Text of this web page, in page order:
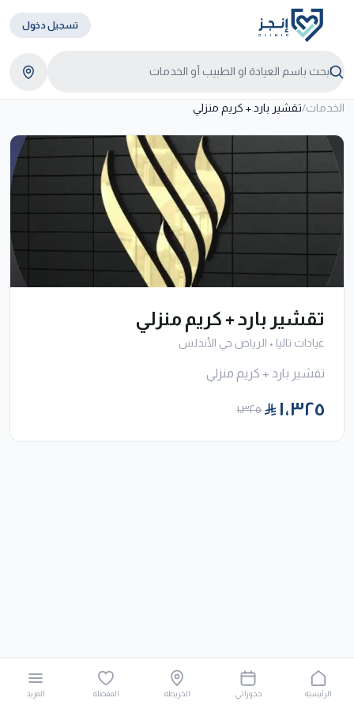
تسجيل دخول
الخدمات/تقشير بارد + كريم منزلي
تقشير بارد + كريم منزلي
عيادات تاليا • الرياض حي الأندلس
تقشير بارد + كريم منزلي
١٬٣٢٥ ١٬٣٢٥
الرئيسية حجوزاتي الخريطة المفضلة المزيد